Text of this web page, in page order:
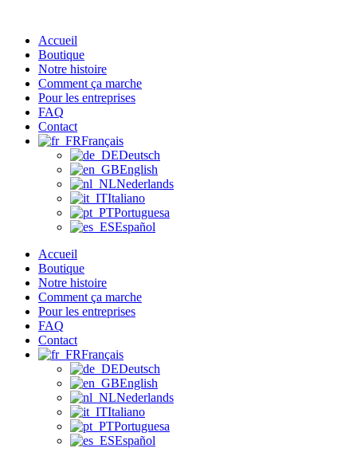
contenuAccueil
Boutique
Notre histoire
Comment ça marche
Pour les entreprises
FAQ
Contact
Français
Deutsch
English
Nederlands
Italiano
Portuguesa
Español
Accueil
Boutique
Notre histoire
Comment ça marche
Pour les entreprises
FAQ
Contact
Français
Deutsch
English
Nederlands
Italiano
Portuguesa
Español